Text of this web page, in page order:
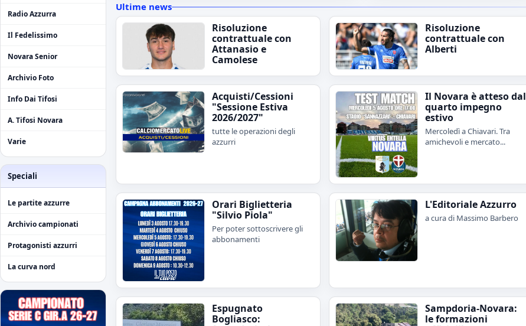
Radio Azzurra
Il Fedelissimo
Novara Senior
Archivio Foto
Info Dai Tifosi
A. Tifosi Novara
Varie
Speciali
Le partite azzurre
Archivio campionati
Protagonisti azzurri
La curva nord
Ultime news
Risoluzione
contrattuale con
Attanasio e
Camolese
Risoluzione
contrattuale con
Alberti
Acquisti/Cessioni
"Sessione Estiva
2026/2027"
tutte le operazioni degli
azzurri
Il Novara è atteso dal
quarto impegno
estivo
Mercoledì a Chiavari. Tra
amichevoli e mercato...
Orari Biglietteria
"Silvio Piola"
Per poter sottoscrivere gli
abbonamenti
L'Editoriale Azzurro
a cura di Massimo Barbero
Espugnato
Bogliasco:
Sampdoria-Novara:
le formazioni